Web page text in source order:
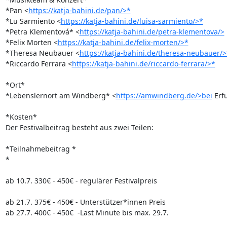
*Pan <https://katja-bahini.de/pan/>*
*Lu Sarmiento <https://katja-bahini.de/luisa-sarmiento/>*
*Petra Klementová* <https://katja-bahini.de/petra-klementova/>
*Felix Morten <https://katja-bahini.de/felix-morten/>*
*Theresa Neubauer <https://katja-bahini.de/theresa-neubauer/
*Riccardo Ferrara <https://katja-bahini.de/riccardo-ferrara/>*
*Ort*
*Lebenslernort am Windberg* <https://amwindberg.de/>bei
*Kosten*
Der Festivalbeitrag besteht aus zwei Teilen:
*Teilnahmebeitrag *
*
ab 10.7. 330€ - 450€ - regulärer Festivalpreis
ab 21.7. 375€ - 450€ - Unterstützer*innen Preis
ab 27.7. 400€ - 450€  -Last Minute bis max. 29.7.